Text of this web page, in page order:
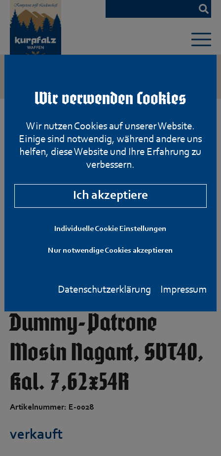
Wir verwenden Cookies
Wir nutzen Cookies auf unserer Website.
Einige sind notwendig, während andere uns
helfen, diese Website und Ihre Erfahrung zu
verbessern.
Ich akzeptiere
Individuelle Cookie Einstellungen
Nur notwendige Cookies akzeptieren
Datenschutzerklärung Impressum
Zum
Hauptinhalt
springen
Pufferpatrone,
Dummy-Patrone
Mosin Nagant, SVT40,
Kal. 7,62x54R
Artikelnummer: E-0028
verkauft